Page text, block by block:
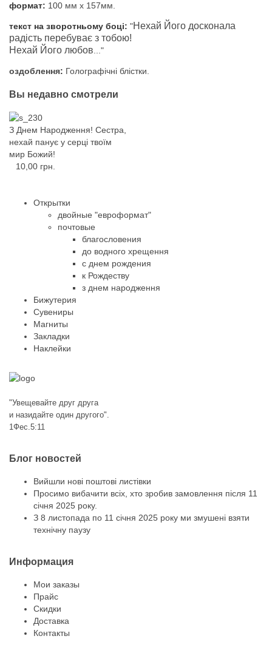
формат: 100 мм х 157мм.
текст на зворотньому боці: "Нехай Його досконала
радість перебуває з тобою!
Нехай Його любов ..."
оздоблення: Голографічні блістки.
Вы недавно смотрели
З Днем Народження! Сестра,
нехай панує у серці твоїм
мир Божий!
10,00 грн.
Открытки
двойные "евроформат"
почтовые
благословения
до водного хрещення
с днем рождения
к Рождеству
з днем народження
Бижутерия
Сувениры
Магниты
Закладки
Наклейки
"Увещевайте друг друга
и назидайте один другого".
1Фес.5:11
Блог новостей
Вийшли нові поштові листівки
Просимо вибачити всіх, хто зробив замовлення після 11
січня 2025 року.
З 8 листопада по 11 січня 2025 року ми змушені взяти
технічну паузу
Информация
Мои заказы
Прайс
Скидки
Доставка
Контакты